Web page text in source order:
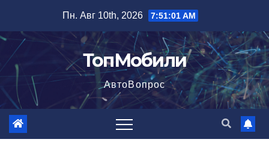
содержимому
Пн. Авг 10th, 2026 7:51:02 AM
ТопМобили
АвтоВопрос